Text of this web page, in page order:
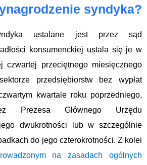
syndyka?
ustalane jest przez sąd
konsumenckiej ustala się je w
czwartej przeciętnego miesięcznego
przedsiębiorstw bez wypłat
kwartale roku poprzedniego,
Prezesa Głównego Urzędu
dwukrotności lub w szczególnie
do jego czterokrotności. Z kolei
na zasadach ogólnych